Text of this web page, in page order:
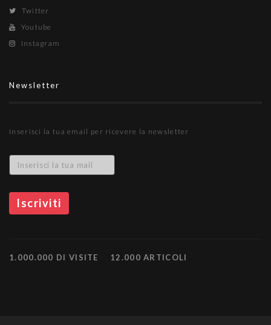
Twitter
Youtube
Instagram
Newsletter
Inserisci la tua email per ricevere la newsletter
1.000.000 DI VISITE 12.000 ARTICOLI